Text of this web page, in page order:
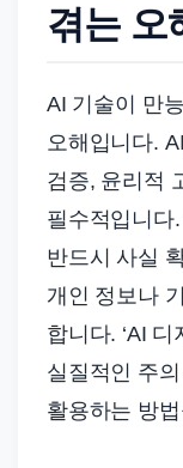
겪는 오
AI 기술이 만
오해입니다.
검증, 윤리적
필수적입니다
반드시 사실
개인 정보나
합니다. ‘AI
실질적인 주
활용하는 방